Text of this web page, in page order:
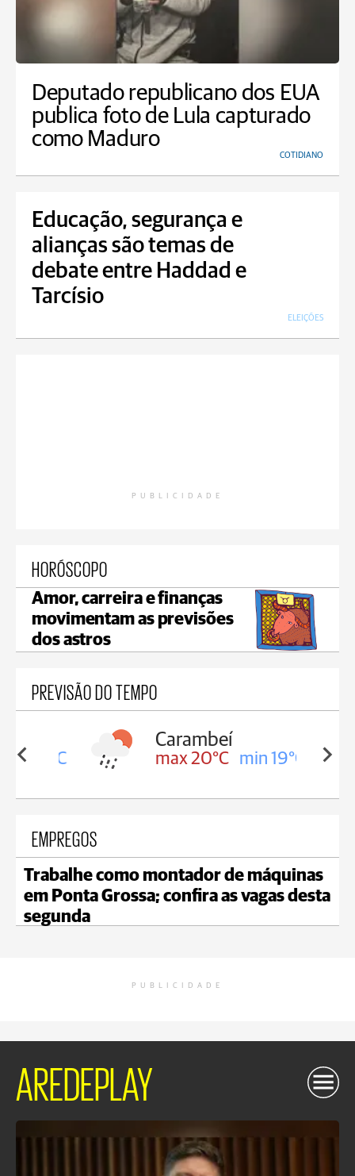
Deputado republicano dos EUA
publica foto de Lula capturado
como Maduro
COTIDIANO
Educação, segurança e
alianças são temas de
debate entre Haddad e
Tarcísio
ELEIÇÕES
PUBLICIDADE
HORÓSCOPO
Amor, carreira e finanças
movimentam as previsões
dos astros
PREVISÃO DO TEMPO
19°C
Carambeí
max 20°C min 19°C
EMPREGOS
Trabalhe como montador de máquinas
em Ponta Grossa; confira as vagas desta
segunda
PUBLICIDADE
AREDEPLAY